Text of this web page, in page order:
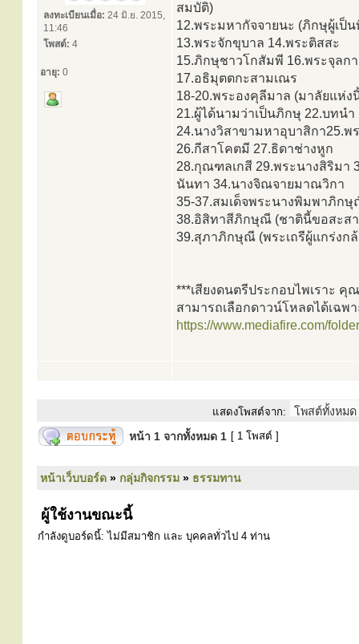
ลงทะเบียนเมื่อ: 24 มิ.ย. 2015,
11:46
โพสต์: 4
อายุ: 0
สมบัติ)
12.พระมหากัจจายนะ (ภิกษุผู้เป็
13.พระจักขุบาล 14.พระติสสะ
15.ภิกษุชาวโกสัมพี 16.พระจุลก
17.อธิมุตตกะสามเณร
18-20.พระองคุลีมาล (มาลัยแห่ง
21.ผู้ได้นามว่าเป็นภิกษุ 22.บทน
24.นางวิสาขามหาอุบาสิกา25.พ
26.กีสาโคตมี 27.ธิดาช่างหูก
28.กุณฑลเกสี 29.พระนางสิริมา
นันทา 34.นางจิณจายมาณวิกา
35-37.สมเด็จพระนางพิมพาภิก
38.อิสิทาสีภิกษุณี (ชาตินี้ขอสะส
39.สุภาภิกษุณี (พระเถรีผู้แกร่งก
***เสียงดนตรีประกอบไพเราะ คุ
สามารถเลือกดาวน์โหลดได้เฉพ
https://www.mediafire.com/
แสดงโพสต์จาก:
หน้า 1 จากทั้งหมด 1 [ 1 โพสต์ ]
หน้าเว็บบอร์ด » กลุ่มกิจกรรม » ธรรมทาน
ผู้ใช้งานขณะนี้
กำลังดูบอร์ดนี้: ไม่มีสมาชิก และ บุคคลทั่วไป 4 ท่าน